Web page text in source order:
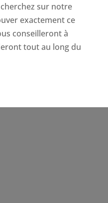
sur notre
exactement ce
conseilleront à
tout au long du